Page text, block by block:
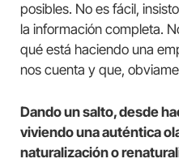
posibles. No es fácil,
la información completa.
qué está haciendo una
nos cuenta y que,
Dando un salto, desde
viviendo una auténtica
naturalización o